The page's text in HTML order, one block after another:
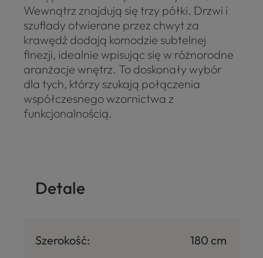
Wewnątrz znajdują się trzy półki. Drzwi i
szuflady otwierane przez chwyt za
krawędź dodają komodzie subtelnej
finezji, idealnie wpisując się w różnorodne
aranżacje wnętrz. To doskonały wybór
dla tych, którzy szukają połączenia
współczesnego wzornictwa z
funkcjonalnością.
Detale
Szerokość: 180 cm